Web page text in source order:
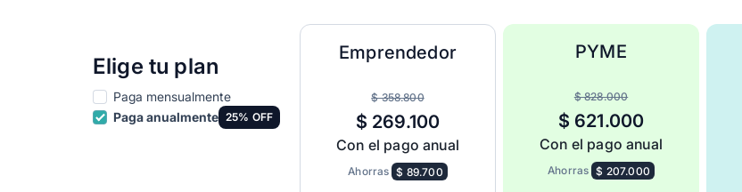
Elige tu plan
Paga mensualmente
Paga anualmente 25% OFF
Emprendedor
$ 358.800
$ 269.100
Con el pago anual
Ahorras $ 89.700
PYME
$ 828.000
$ 621.000
Con el pago anual
Ahorras $ 207.000